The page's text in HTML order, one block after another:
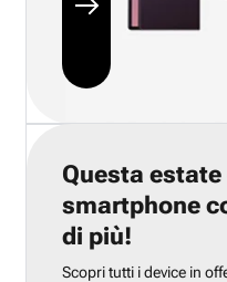
Questa
smartphone
di più!
Scopri tutti i device in